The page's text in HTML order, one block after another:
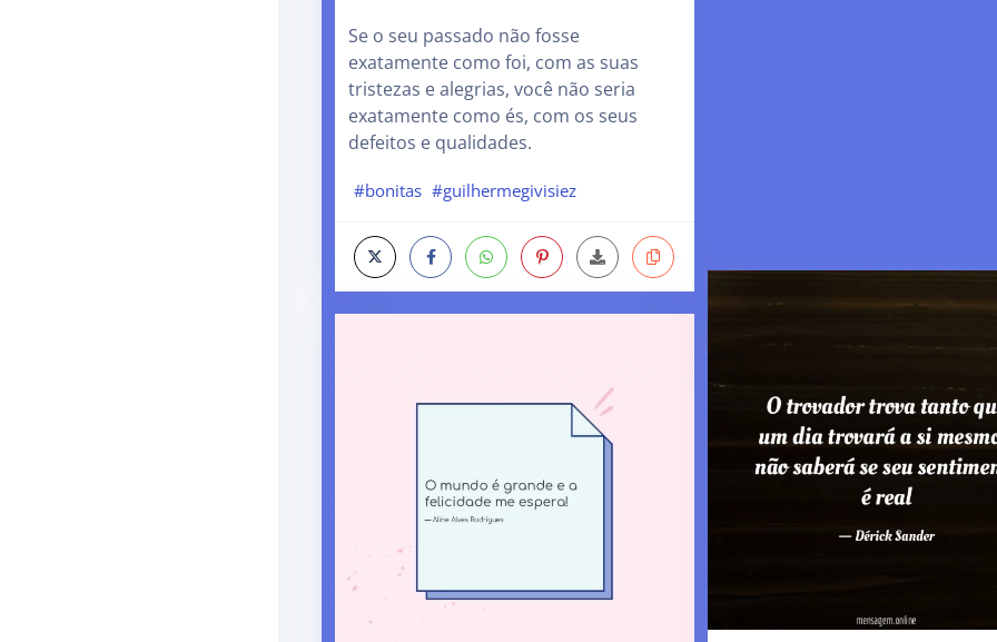
Se o seu passado não fosse
exatamente como foi, com as suas
tristezas e alegrias, você não seria
exatamente como és, com os seus
defeitos e qualidades.
#bonitas #guilhermegivisiez